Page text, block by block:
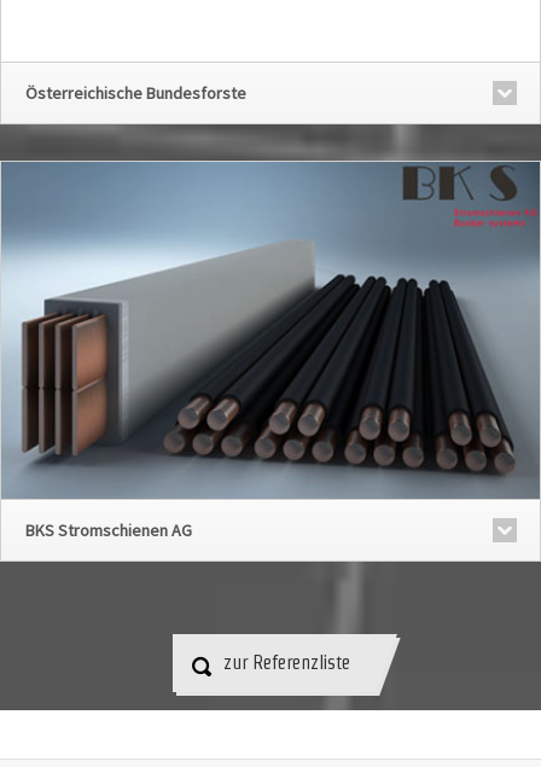
Österreichische Bundesforste
BKS Stromschienen AG
zur Referenzliste